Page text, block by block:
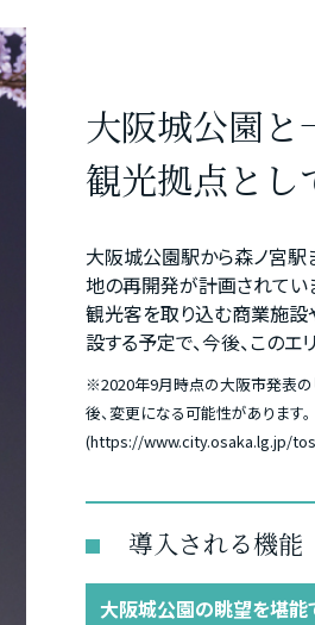
大阪城公園と
観光拠点とし
大阪城公園駅から森ノ宮
地の再開発が計画されてい
観光客を取り込む商業施設
設する予定で、今後、この
※2020年9月時点の大阪市発表の
後、変更になる可能性があります。
(https://www.city.osaka.lg.jp/
導入される機能
大阪城公園の眺望を堪能